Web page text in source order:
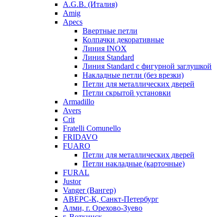
A.G.B. (Италия)
Amig
Apecs
Ввертные петли
Колпачки декоративные
Линия INOX
Линия Standard
Линия Standard с фигурной заглушкой
Накладные петли (без врезки)
Петли для металлических дверей
Петли скрытой установки
Armadillo
Avers
Crit
Fratelli Comunello
FRIDAVO
FUARO
Петли для металлических дверей
Петли накладные (карточные)
FURAL
Justor
Vanger (Вангер)
АВЕРС-К, Санкт-Петербург
Алми, г. Орехово-Зуево